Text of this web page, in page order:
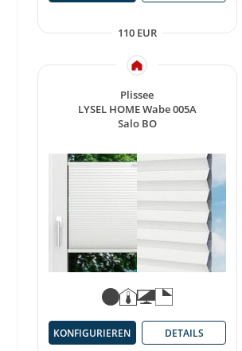
110 EUR
Plissee
LYSEL HOME Wabe 005A
Salo BO
KONFIGURIEREN DETAILS